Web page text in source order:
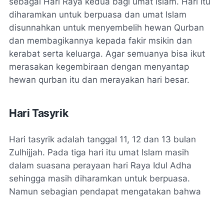
diharamkan untuk berpuasa dan umat Islam
disunnahkan untuk menyembelih hewan Qurban
dan membagikannya kepada fakir msikin dan
kerabat serta keluarga. Agar semuanya bisa ikut
merasakan kegembiraan dengan menyantap
hewan qurban itu dan merayakan hari besar.
Hari Tasyrik
Hari tasyrik adalah tanggal 11, 12 dan 13 bulan
Zulhijjah. Pada tiga hari itu umat Islam masih
dalam suasana perayaan hari Raya Idul Adha
sehingga masih diharamkan untuk berpuasa.
Namun sebagian pendapat mengatakan bahwa